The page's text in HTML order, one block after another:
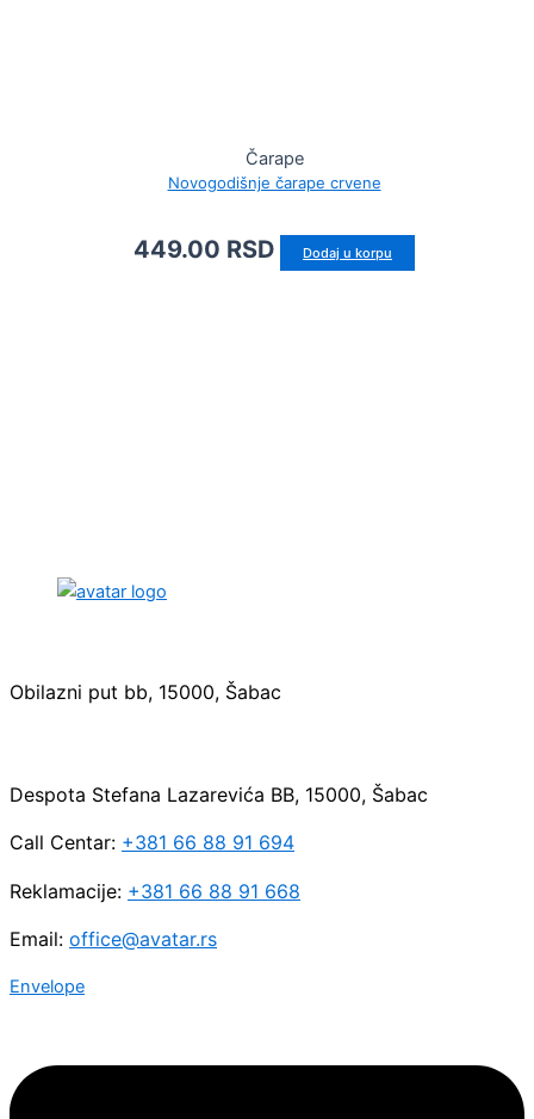
Čarape
Novogodišnje čarape crvene
449.00 RSD Dodaj u korpu
Obilazni put bb, 15000, Šabac
Despota Stefana Lazarevića BB, 15000, Šabac
Call Centar: +381 66 88 91 694
Reklamacije: +381 66 88 91 668
Email: office@avatar.rs
Envelope